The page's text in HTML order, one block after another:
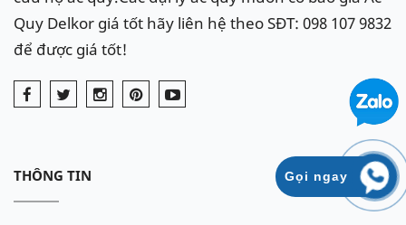
Quy Delkor giá tốt hãy liên hệ theo SĐT: 098 107 9832
để được giá tốt!
THÔNG TIN Gọi ngay